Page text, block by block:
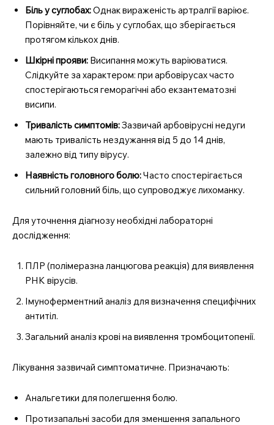
Біль у суглобах:Однак вираженість артралгії варіює.
Порівняйте, чи є біль у суглобах, що зберігається
протягом кількох днів.
Шкірні прояви: Висипання можуть варіюватися.
Слідкуйте за характером: при арбовірусах часто
спостерігаються геморагічні або екзантематозні
висипи.
Тривалість симптомів:Зазвичай арбовірусні недуги
мають тривалість нездужання від 5 до 14 днів,
залежно від типу вірусу.
Наявність головного болю:Часто спостерігається
сильний головний біль, що супроводжує лихоманку.
Для уточнення діагнозу необхідні лабораторні
дослідження:
ПЛР (полімеразна ланцюгова реакція) для виявлення
РНК вірусів.
Імуноферментний аналіз для визначення специфічних
антитіл.
Загальний аналіз крові на виявлення тромбоцитопенії.
Лікування зазвичай симптоматичне. Призначають:
Анальгетики для полегшення болю.
Протизапальні засоби для зменшення запального